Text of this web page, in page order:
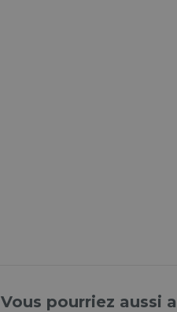
Vous pourriez aussi